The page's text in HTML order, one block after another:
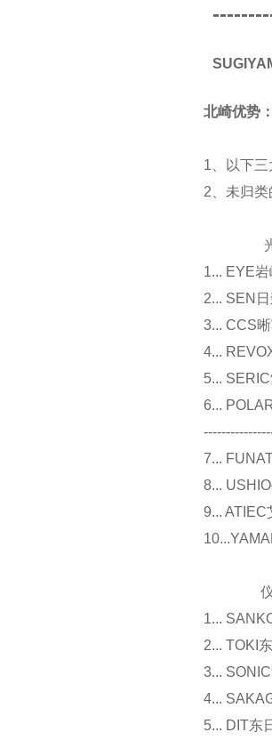
北崎优势
1、以下
2、未归
光源
1... EYE
2... SEN
3... CCS
4...
5...
6...
7...
8...
9...
仪器
1...
2... TOKI
3...
4...
5... DIT东